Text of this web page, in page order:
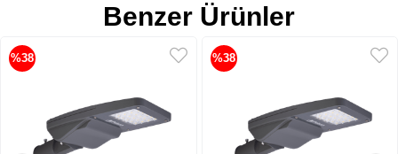
Benzer Ürünler
%38 %38